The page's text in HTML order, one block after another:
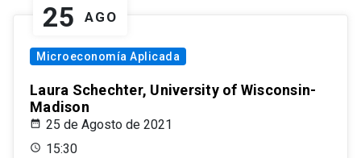
25 AGO
Microeconomía Aplicada
Laura Schechter, University of Wisconsin-
Madison
25 de Agosto de 2021
15:30